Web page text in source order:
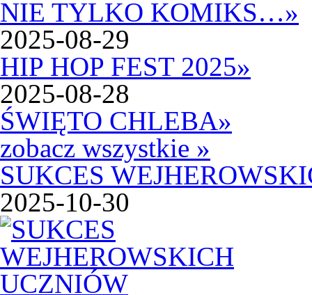
NIE TYLKO KOMIKS…»
2025-08-29
HIP HOP FEST 2025»
2025-08-28
ŚWIĘTO CHLEBA»
zobacz wszystkie »
SUKCES
2025-10-30